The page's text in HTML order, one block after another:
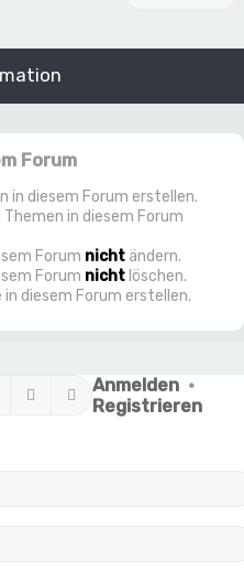
Forum
in diesem Forum erstellen.
in diesem Forum
Forum nicht ändern.
Forum nicht löschen.
diesem Forum erstellen.
Suche Erweiterte Suche
Anmelden •
Registrieren